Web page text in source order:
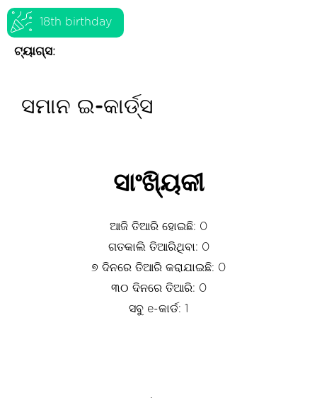
18th birthday
ଟ୍ୟାଗ୍ସ:
ସମାନ ଇ-କାର୍ଡ୍ସ
ସାଂଖ୍ୟିକୀ
ଆଜି ତିଆରି ହୋଇଛି: 0
ଗତକାଲି ତିଆରିଥିବା: 0
୭ ଦିନରେ ତିଆରି କରାଯାଇଛି: 0
୩୦ ଦିନରେ ତିଆରି: 0
ସବୁ e-କାର୍ଡ: 1